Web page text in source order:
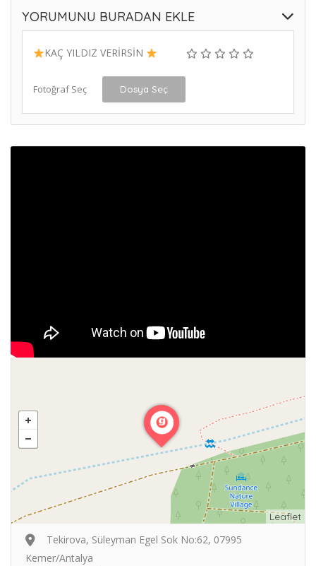
YORUMUNU BURADAN EKLE
KAÇ YILDIZ VERİRSİN
Fotoğraf Seç Dosya Seç
Leaflet
Tekirova, Süleyman Egel Sok No:62, 07995
Kemer/Antalya